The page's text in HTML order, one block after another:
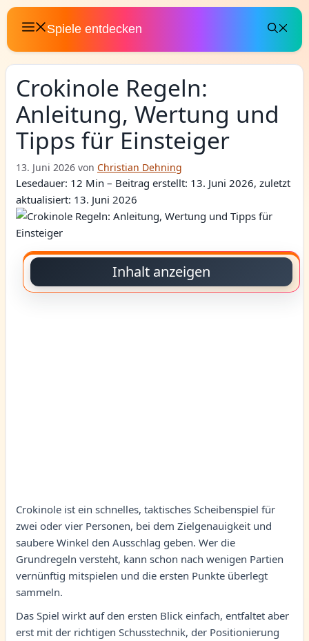
Zum
Inhalt
springen
Spiele entdecken
Crokinole Regeln:
Anleitung, Wertung und
Tipps für Einsteiger
13. Juni 2026 von Christian Dehning
Lesedauer: 12 Min – Beitrag erstellt: 13. Juni 2026, zuletzt
aktualisiert: 13. Juni 2026
Inhalt anzeigen
Crokinole ist ein schnelles, taktisches Scheibenspiel für
zwei oder vier Personen, bei dem Zielgenauigkeit und
saubere Winkel den Ausschlag geben. Wer die
Grundregeln versteht, kann schon nach wenigen Partien
vernünftig mitspielen und die ersten Punkte überlegt
sammeln.
Das Spiel wirkt auf den ersten Blick einfach, entfaltet aber
erst mit der richtigen Schusstechnik, der Positionierung